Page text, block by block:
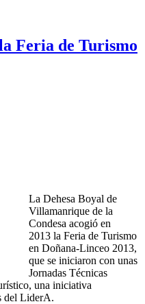
Feria de Turismo
La Dehesa Boyal de
Villamanrique de la
Condesa acogió en
2013 la Feria de Turismo
en Doñana-Linceo 2013,
que se iniciaron con unas
Jornadas Técnicas
una iniciativa
del LiderA.